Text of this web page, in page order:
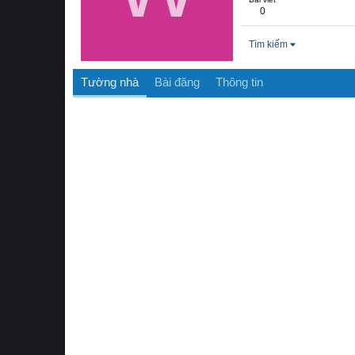
0
Tìm kiếm
Tường nhà Bài đăng Thông tin